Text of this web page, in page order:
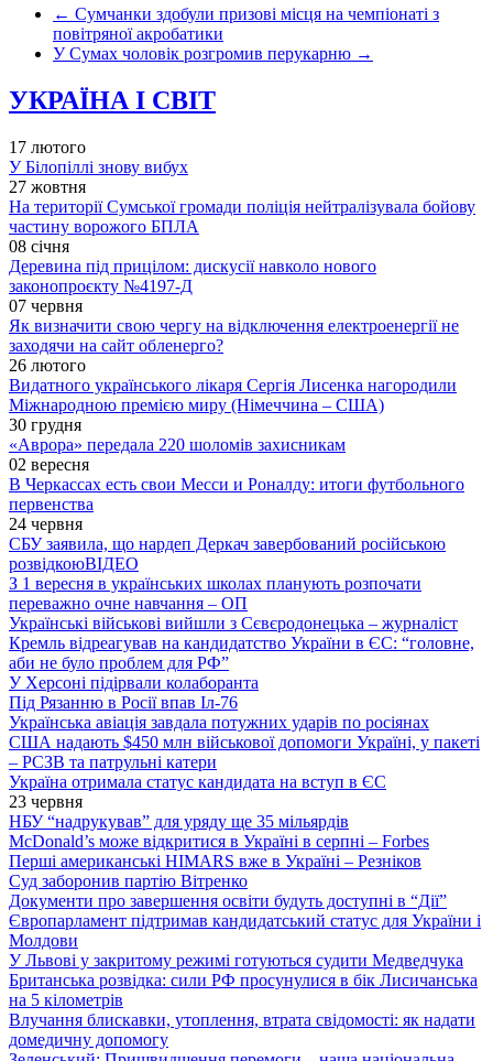
← Сумчанки здобули призові місця на чемпіонаті з
повітряної акробатики
У Сумах чоловік розгромив перукарню →
УКРАЇНА І СВІТ
17 лютого
У Білопіллі знову вибух
27 жовтня
На території Сумської громади поліція нейтралізувала бойову
частину ворожого БПЛА
08 січня
Деревина під прицілом: дискусії навколо нового
законопроєкту №4197-Д
07 червня
Як визначити свою чергу на відключення електроенергії не
заходячи на сайт обленерго?
26 лютого
Видатного українського лікаря Сергія Лисенка нагородили
Міжнародною премією миру (Німеччина – США)
30 грудня
«Аврора» передала 220 шоломів захисникам
02 вересня
В Черкассах есть свои Месси и Роналду: итоги футбольного
первенства
24 червня
СБУ заявила, що нардеп Деркач завербований російською
розвідкоюВІДЕО
З 1 вересня в українських школах планують розпочати
переважно очне навчання – ОП
Українські військові вийшли з Сєвєродонецька – журналіст
Кремль відреагував на кандидатство України в ЄС: “головне,
аби не було проблем для РФ”
У Херсоні підірвали колаборанта
Під Рязанню в Росії впав Іл-76
Українська авіація завдала потужних ударів по росіянах
США надають $450 млн військової допомоги Україні, у пакеті
– РСЗВ та патрульні катери
Україна отримала статус кандидата на вступ в ЄС
23 червня
НБУ “надрукував” для уряду ще 35 мільярдів
McDonald’s може відкритися в Україні в серпні – Forbes
Перші американські HIMARS вже в Україні – Резніков
Суд заборонив партію Вітренко
Документи про завершення освіти будуть доступні в “Дії”
Європарламент підтримав кандидатський статус для України і
Молдови
У Львові у закритому режимі готуються судити Медведчука
Британська розвідка: сили РФ просунулися в бік Лисичанська
на 5 кілометрів
Влучання блискавки, утоплення, втрата свідомості: як надати
домедичну допомогу